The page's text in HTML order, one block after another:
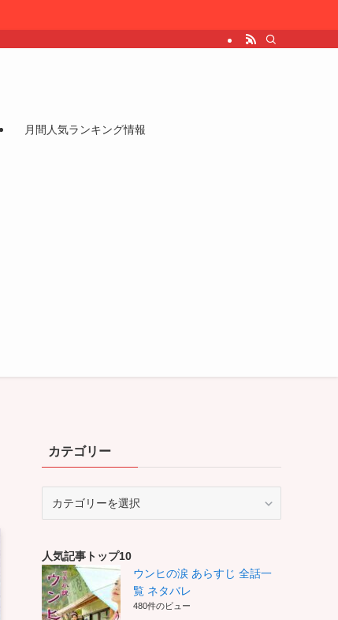
月間人気ランキング情報
カテゴリー
ー
人気記事トップ10
ウンヒの涙 あらすじ 全話一
覧 ネタバレ
480件のビュー